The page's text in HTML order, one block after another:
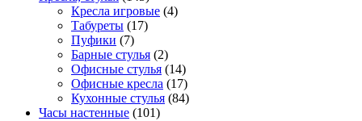
Кресла игровые (4)
Табуреты (17)
Пуфики (7)
Барные стулья (2)
Офисные стулья (14)
Офисные кресла (17)
Кухонные стулья (84)
Часы настенные (101)